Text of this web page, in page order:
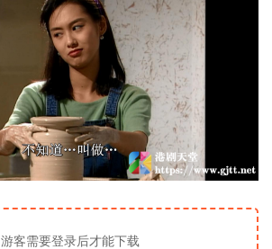
游客需要登录后才能下载